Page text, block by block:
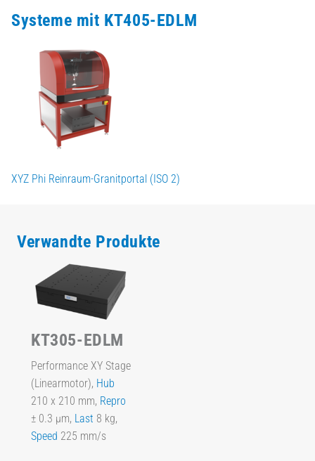
Systeme mit KT405-EDLM
XYZ Phi Reinraum-Granitportal (ISO 2)
Verwandte Produkte
KT305-EDLM
Performance XY Stage
(Linearmotor), Hub
210 x 210 mm, Repro
± 0.3 µm, Last 8 kg,
Speed 225 mm/s